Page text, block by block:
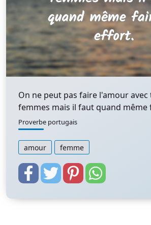
On ne peut pas faire l'amour avec
femmes mais il faut quand
Proverbe portugais
amour femme